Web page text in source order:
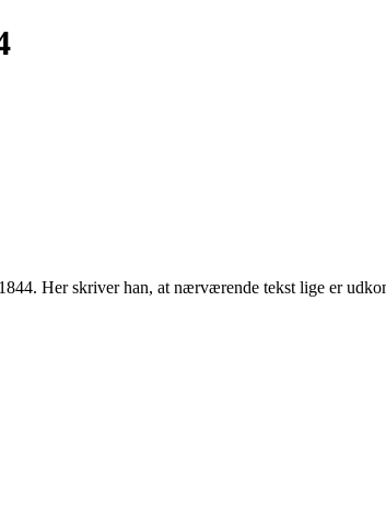
Her skriver han, at nærværende tekst lige er